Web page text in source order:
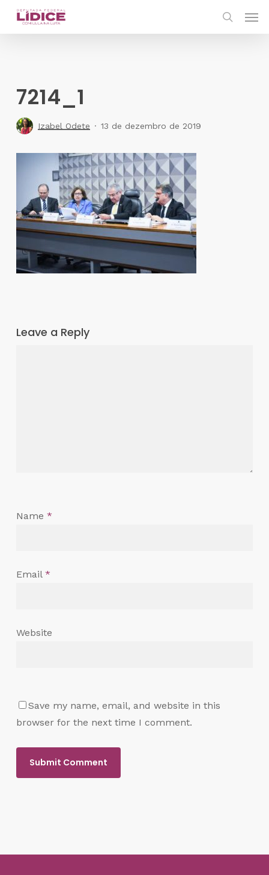
Skip
7214_1
Izabel Odete 13 de dezembro de 2019
Leave a Reply
Name *
Email *
Website
Save my name, email, and website in this
browser for the next time I comment.